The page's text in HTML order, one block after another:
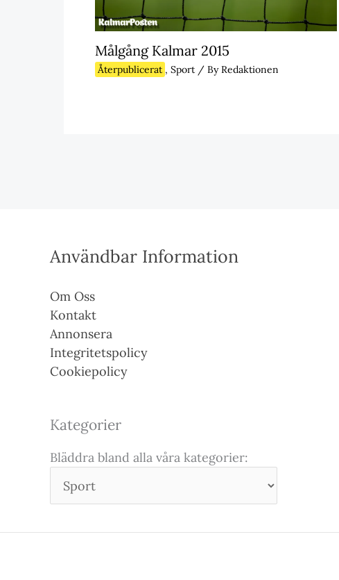
Målgång Kalmar 2015
Återpublicerat , Sport / ByRedaktionen
Användbar Information
Om Oss
Kontakt
Annonsera
Integritetspolicy
Cookiepolicy
Kategorier
Bläddra bland alla våra kategorier: